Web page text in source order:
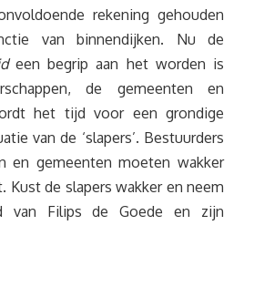
rekening gehouden
van binnendijken. Nu de
een begrip aan het worden is
de gemeenten en
het tijd voor een grondige
van de ‘slapers’. Bestuurders
en gemeenten moeten wakker
Kust de slapers wakker en neem
van Filips de Goede en zijn